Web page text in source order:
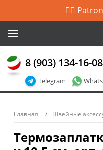
🙋‍♀️
Telegram
8 (903) 134-16-08
Главная Швейные